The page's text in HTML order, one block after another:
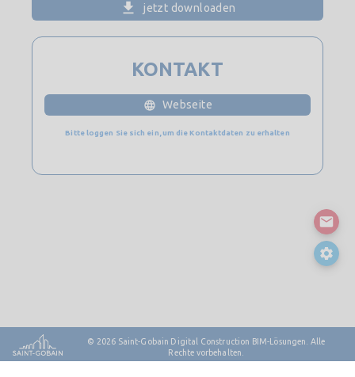
jetzt downloaden
KONTAKT
Webseite
Bitte loggen Sie sich ein, um die Kontaktdaten zu erhalten
© 2026 Saint-Gobain Digital Construction BIM-Lösungen. Alle
Rechte vorbehalten.